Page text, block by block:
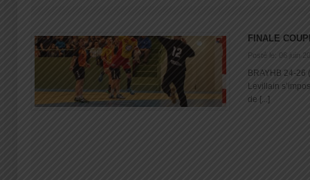
FINALE
Posté le: 06 juin
BRAYHB 24-26
Levillain
de [...]